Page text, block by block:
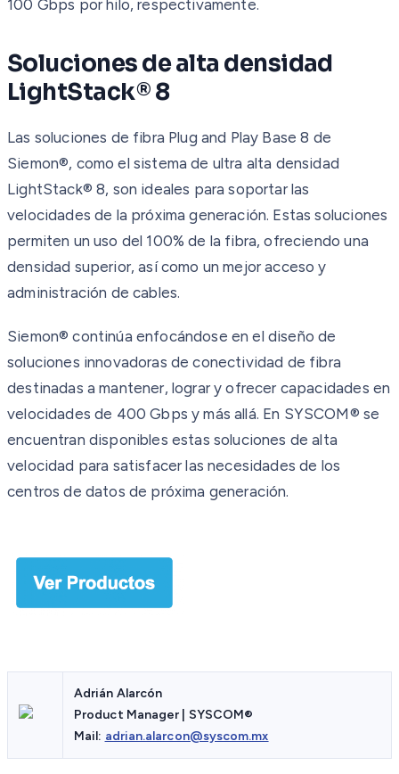
100 Gbps por hilo, respectivamente.
Soluciones de alta densidad
LightStack® 8
Las soluciones de fibra Plug and Play Base 8 de
Siemon®, como el sistema de ultra alta densidad
LightStack® 8, son ideales para soportar las
velocidades de la próxima generación. Estas soluciones
permiten un uso del 100% de la fibra, ofreciendo una
densidad superior, así como un mejor acceso y
administración de cables.
Siemon® continúa enfocándose en el diseño de
soluciones innovadoras de conectividad de fibra
destinadas a mantener, lograr y ofrecer capacidades en
velocidades de 400 Gbps y más allá. En SYSCOM® se
encuentran disponibles estas soluciones de alta
velocidad para satisfacer las necesidades de los
centros de datos de próxima generación.
Adrián Alarcón
Product Manager | SYSCOM®
Mail: adrian.alarcon@syscom.mx